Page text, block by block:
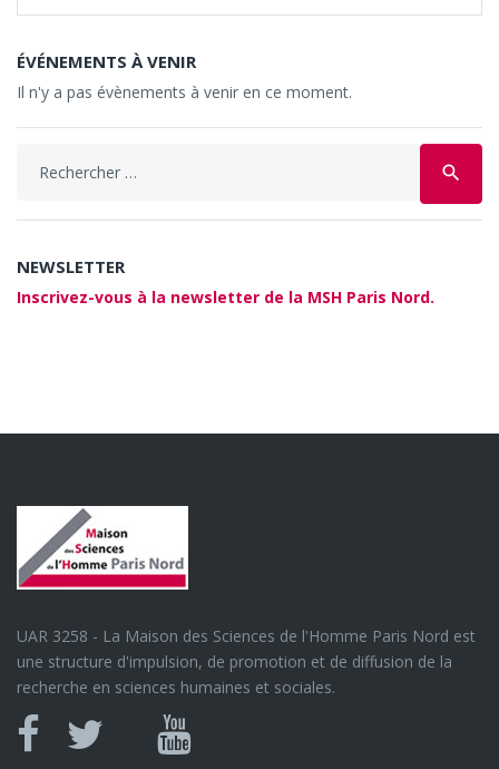
ÉVÉNEMENTS À VENIR
Il n'y a pas évènements à venir en ce moment.
search
NEWSLETTER
Inscrivez-vous à la newsletter de la MSH Paris Nord.
UAR 3258 - La Maison des Sciences de l'Homme Paris Nord est
une structure d'impulsion, de promotion et de diffusion de la
recherche en sciences humaines et sociales.